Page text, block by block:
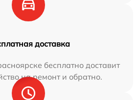
доставка
бесплатно доставит
на ремонт и обратно.